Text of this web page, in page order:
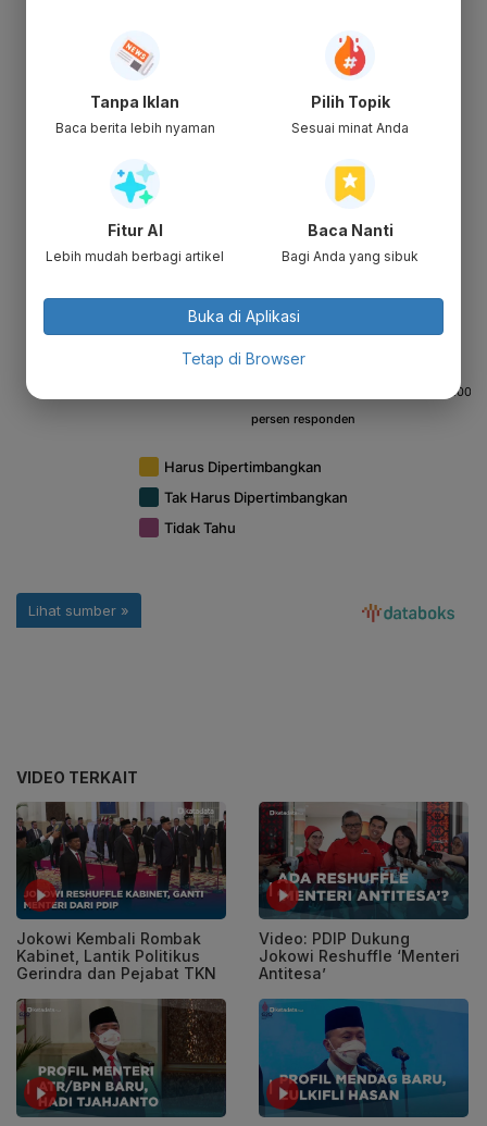
VIDEO TERKAIT
Jokowi Kembali Rombak
Kabinet, Lantik Politikus
Gerindra dan Pejabat TKN
Video: PDIP Dukung
Jokowi Reshuffle ‘Menteri
Antitesa’
Tanpa Iklan
Baca berita lebih nyaman
Pilih Topik
Sesuai minat Anda
Fitur AI
Lebih mudah berbagi artikel
Baca Nanti
Bagi Anda yang sibuk
Buka di Aplikasi
Tetap di Browser